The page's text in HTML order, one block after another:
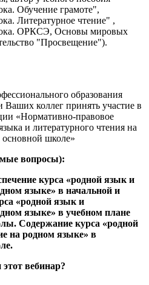
Обучение грамоте",
Литературное чтение" ,
ОРКСЭ, Основы мировых
"Просвещение").
образования
Ваших коллег принять участие в
«Нормативно-правовое
и литературного чтения на
школе»
вопросы):
курса «родной язык и
языке» в начальной и
«родной язык и
языке» в учебном плане
Содержание курса «родной
на родном языке» в
вебинар?